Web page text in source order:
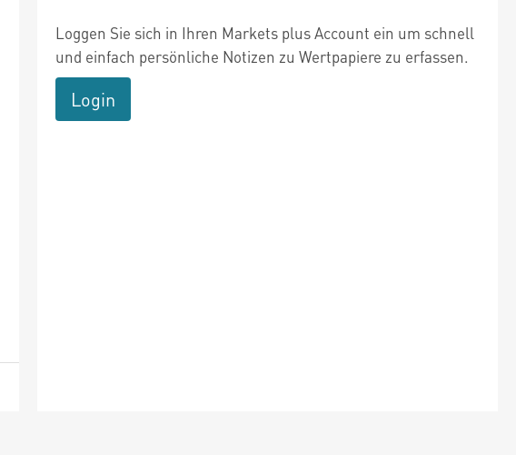
Loggen Sie sich in Ihren Markets plus Account ein um schnell
und einfach persönliche Notizen zu Wertpapiere zu erfassen.
Login